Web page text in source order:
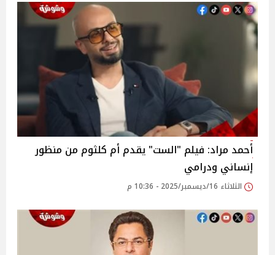
أحمد مراد: فيلم "الست" يقدم أم كلثوم من منظور
إنساني ودرامي
الثلاثاء 16/ديسمبر/2025 - 10:36 م